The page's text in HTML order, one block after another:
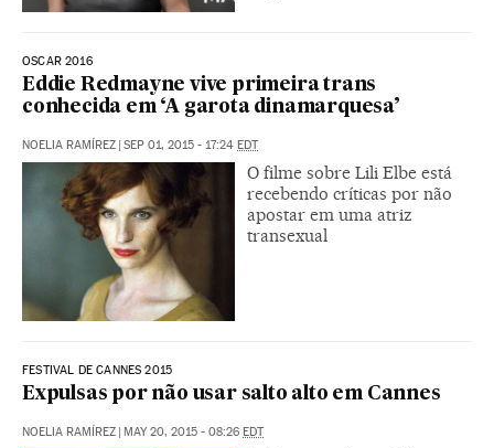
OSCAR 2016
Eddie Redmayne vive primeira trans
conhecida em ‘A garota dinamarquesa’
NOELIA RAMÍREZ | SEP 01, 2015 - 17:24 EDT
O filme sobre Lili Elbe está
recebendo críticas por não
apostar em uma atriz
transexual
FESTIVAL DE CANNES 2015
Expulsas por não usar salto alto em Cannes
NOELIA RAMÍREZ MAY 20, 2015 - 08:26 EDT